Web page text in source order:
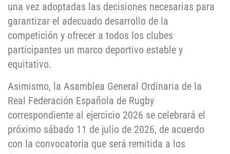
una vez adoptadas las decisiones necesarias para
garantizar el adecuado desarrollo de la
competición y ofrecer a todos los clubes
participantes un marco deportivo estable y
equitativo.
Asimismo, la Asamblea General Ordinaria de la
Real Federación Española de Rugby
correspondiente al ejercicio 2026 se celebrará el
próximo sábado 11 de julio de 2026, de acuerdo
con la convocatoria que será remitida a los